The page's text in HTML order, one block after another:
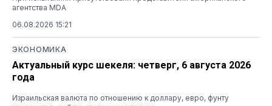
агентства MDA
06.08.2026 15:21
ЭКОНОМИКА
Актуальный курс шекеля: четверг, 6 августа 2026
года
Израильская валюта по отношению к доллару, евро, фунту